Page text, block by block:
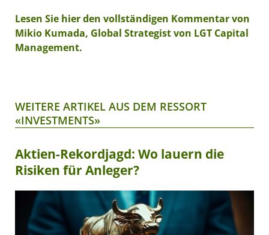
Lesen Sie hier den vollständigen Kommentar von
Mikio Kumada, Global Strategist von LGT Capital
Management.
WEITERE ARTIKEL AUS DEM RESSORT
«INVESTMENTS»
Aktien-Rekordjagd: Wo lauern die
Risiken für Anleger?